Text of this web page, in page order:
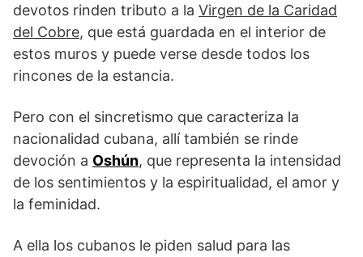
devotos rinden tributo a la Virgen de la Caridad
del Cobre, que está guardada en el interior de
estos muros y puede verse desde todos los
rincones de la estancia.
Pero con el sincretismo que caracteriza la
nacionalidad cubana, allí también se rinde
devoción a Oshún, que representa la intensidad
de los sentimientos y la espiritualidad, el amor y
la feminidad.
A ella los cubanos le piden salud para las